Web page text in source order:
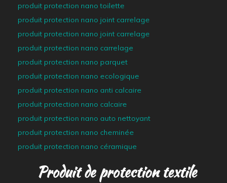
produit protection nano toilette
produit protection nano joint carrelage
produit protection nano joint carrelage
produit protection nano carrelage
produit protection nano parquet
produit protection nano ecologique
produit protection nano anti calcaire
produit protection nano calcaire
produit protection nano auto nettoyant
produit protection nano cheminée
produit protection nano céramique
Produit de protection textile